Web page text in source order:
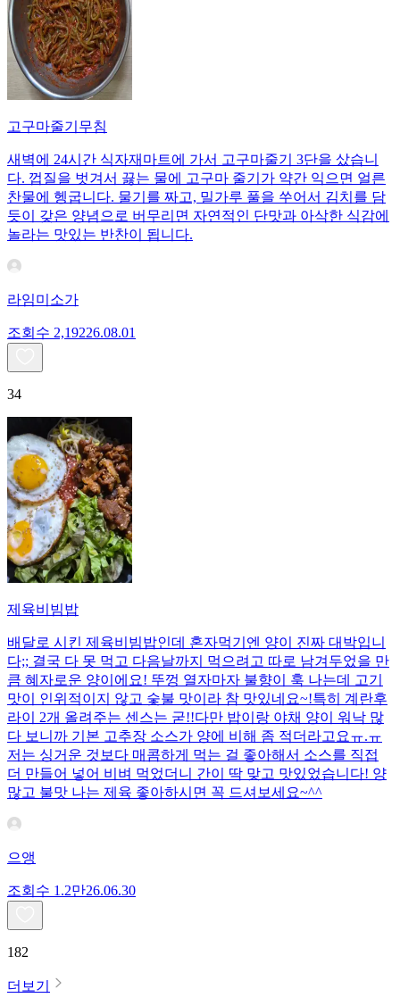
고구마줄기무침
새벽에 24시간 식자재마트에 가서 고구마줄기 3단을 샀습니
다. 껍질을 벗겨서 끓는 물에 고구마 줄기가 약간 익으면 얼른
찬물에 헹굽니다. 물기를 짜고, 밀가루 풀을 쑤어서 김치를 담
듯이 갖은 양념으로 버무리면 자연적인 단맛과 아삭한 식감에
놀라는 맛있는 반찬이 됩니다.
라임미소가
조회수 2,19226.08.01
34
제육비빔밥
배달로 시킨 제육비빔밥인데 혼자먹기엔 양이 진짜 대박입니
다;; 결국 다 못 먹고 다음날까지 먹으려고 따로 남겨두었을 만
큼 혜자로운 양이에요! 뚜껑 열자마자 불향이 훅 나는데 고기
맛이 인위적이지 않고 숯불 맛이라 참 맛있네요~!특히 계란후
라이 2개 올려주는 센스는 굳!! ​다만 밥이랑 야채 양이 워낙 많
다 보니까 기본 고추장 소스가 양에 비해 좀 적더라고요ㅠ.ㅠ
저는 싱거운 것보다 매콤하게 먹는 걸 좋아해서 소스를 직접
더 만들어 넣어 비벼 먹었더니 간이 딱 맞고 맛있었습니다! 양
많고 불맛 나는 제육 좋아하시면 꼭 드셔보세요~^^
으앵
조회수 1.2만26.06.30
182
더보기